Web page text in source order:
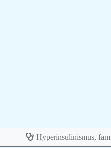
Hyperinsulinismus,